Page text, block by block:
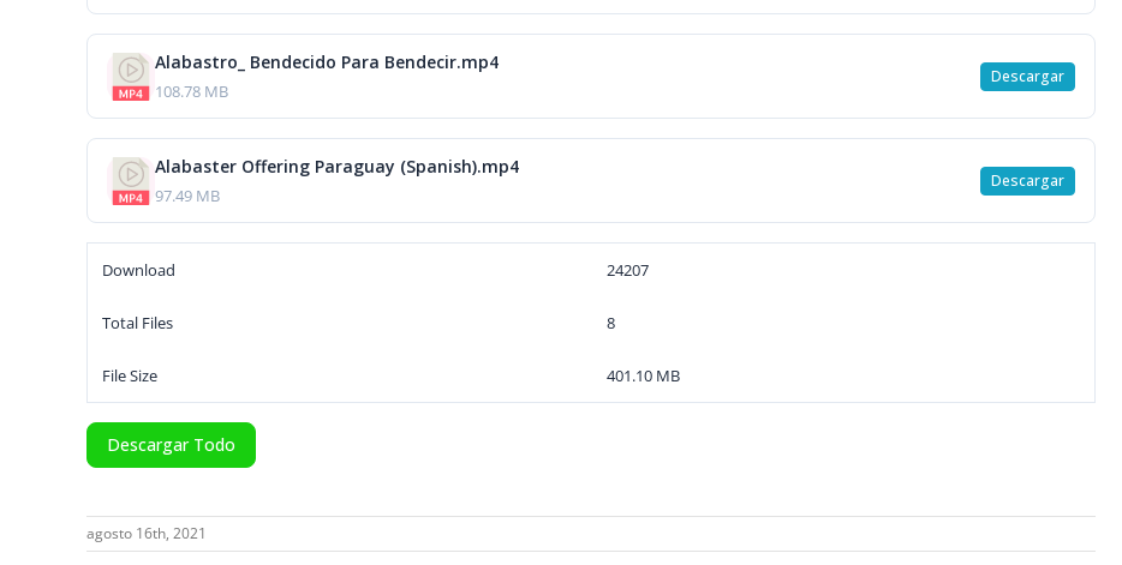
Alabastro_ Bendecido Para Bendecir.mp4
108.78 MB
Descargar
Alabaster Offering Paraguay (Spanish).mp4
97.49 MB
Descargar
Download 24207
Total Files 8
File Size 401.10 MB
Descargar Todo
agosto 16th, 2021